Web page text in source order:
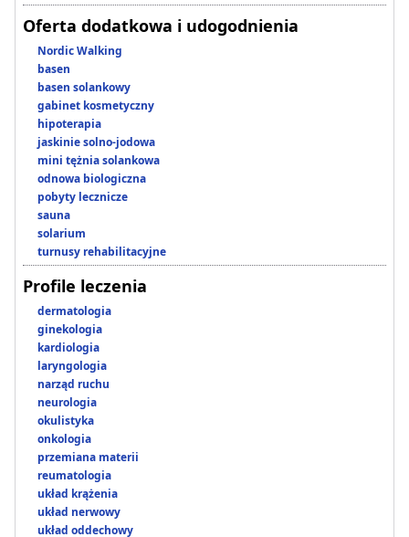
Oferta dodatkowa i udogodnienia
Nordic Walking
basen
basen solankowy
gabinet kosmetyczny
hipoterapia
jaskinie solno-jodowa
mini tężnia solankowa
odnowa biologiczna
pobyty lecznicze
sauna
solarium
turnusy rehabilitacyjne
Profile leczenia
dermatologia
ginekologia
kardiologia
laryngologia
narząd ruchu
neurologia
okulistyka
onkologia
przemiana materii
reumatologia
układ krążenia
układ nerwowy
układ oddechowy